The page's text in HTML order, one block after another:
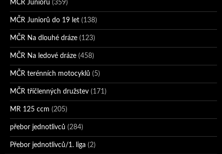
MČR Juniorů (359)
MČR Juniorů do 19 let (138)
MČR Na dlouhé dráze (123)
MČR Na ledové dráze (458)
MČR terénních motocyklů (5)
MČR tříčlenných družstev (171)
MR 125 ccm (205)
přebor jednotlivců (284)
Přebor jednotlivců/1. liga (2)